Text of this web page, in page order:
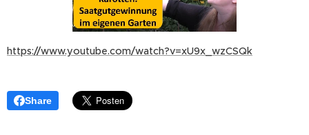
https://www.youtube.com/watch?v=xU9x_wzCSQk
Share